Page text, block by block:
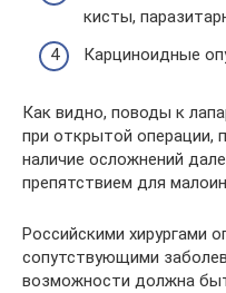
кисты,
Карциноидные
Как видно, поводы к
при открытой операции,
наличие осложнений
препятствием для
Российскими хирургами
сопутствующими
возможности должна